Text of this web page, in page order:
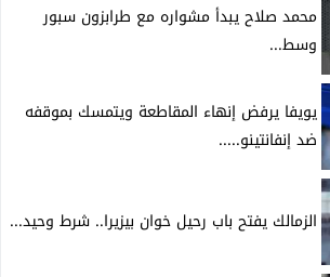
محمد صلاح يبدأ مشواره مع طرابزون سبور
وسط...
يويفا يرفض إنهاء المقاطعة ويتمسك بموقفه
ضد إنفانتينو.....
الزمالك يفتح باب رحيل خوان بيزيرا.. شرط وحيد...